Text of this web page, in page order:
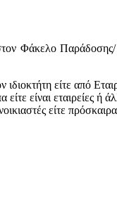
Φάκελο
ιδιοκτήτη είτε από
είναι εταιρείες ή
είτε